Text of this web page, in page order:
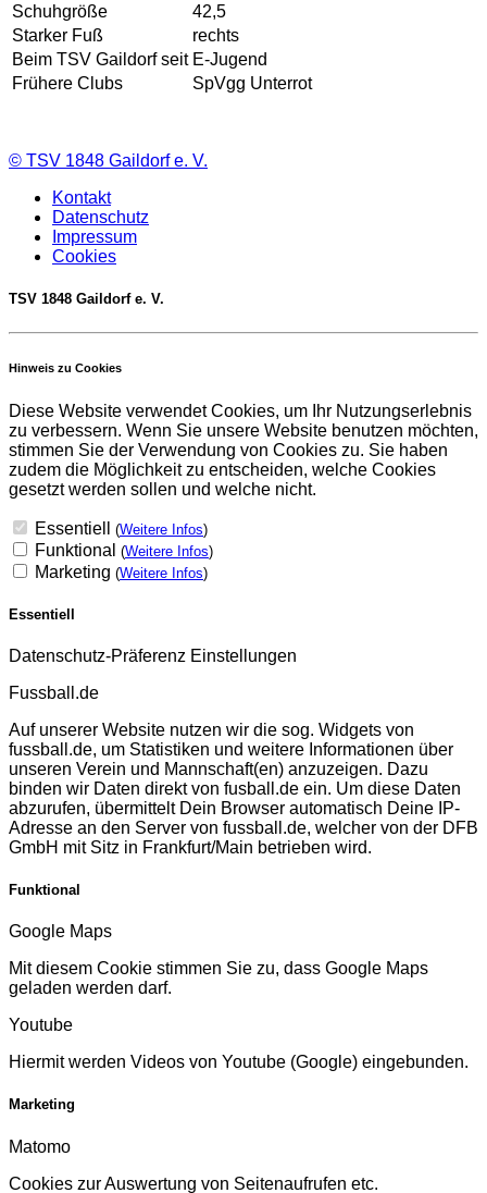
Schuhgröße
42,5
Starker Fuß
rechts
Beim TSV Gaildorf seit E-Jugend
Frühere Clubs
SpVgg Unterrot
© TSV 1848 Gaildorf e. V.
Kontakt
Datenschutz
Impressum
Cookies
TSV 1848 Gaildorf e. V.
Hinweis zu Cookies
Diese Website verwendet Cookies, um Ihr Nutzungserlebnis
zu verbessern. Wenn Sie unsere Website benutzen möchten,
stimmen Sie der Verwendung von Cookies zu. Sie haben
zudem die Möglichkeit zu entscheiden, welche Cookies
gesetzt werden sollen und welche nicht.
Essentiell (Weitere Infos)
Funktional (Weitere Infos)
Marketing (Weitere Infos)
Essentiell
Datenschutz-Präferenz Einstellungen
Fussball.de
Auf unserer Website nutzen wir die sog. Widgets von
fussball.de, um Statistiken und weitere Informationen über
unseren Verein und Mannschaft(en) anzuzeigen. Dazu
binden wir Daten direkt von fusball.de ein. Um diese Daten
abzurufen, übermittelt Dein Browser automatisch Deine IP-
Adresse an den Server von fussball.de, welcher von der DFB
GmbH mit Sitz in Frankfurt/Main betrieben wird.
Funktional
Google Maps
Mit diesem Cookie stimmen Sie zu, dass Google Maps
geladen werden darf.
Youtube
Hiermit werden Videos von Youtube (Google) eingebunden.
Marketing
Matomo
Cookies zur Auswertung von Seitenaufrufen etc.